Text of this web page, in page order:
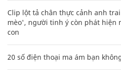
Clip lột tả chân thực cảnh anh
mèo', người tinh ý còn phát hiện
con
20 số điện thoại ma ám bạn